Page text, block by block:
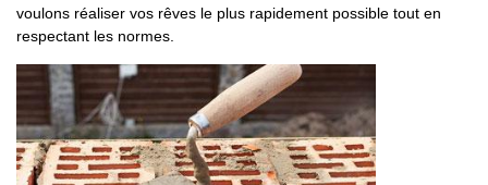
voulons réaliser vos rêves le plus rapidement possible tout en
respectant les normes.